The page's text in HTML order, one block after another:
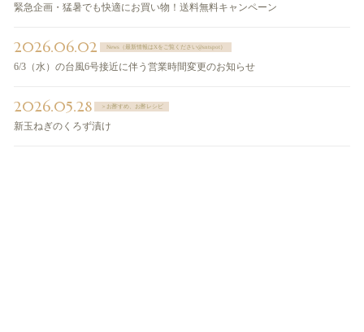
緊急企画・猛暑でも快適にお買い物！送料無料キャンペーン
2026.06.02 News（最新情報はXをご覧ください@sntspot）
6/3（水）の台風6号接近に伴う営業時間変更のお知らせ
2026.05.28 ＞お酢すめ、お酢レシピ
新玉ねぎのくろず漬け